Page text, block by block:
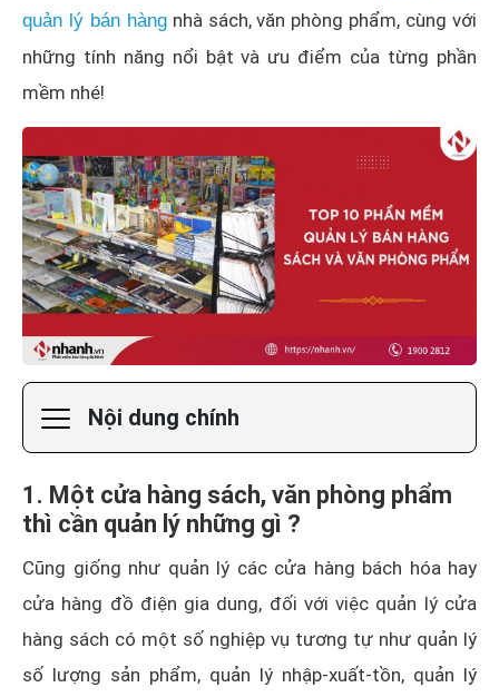
quản lý bán hàngnhà sách, văn phòng phẩm, cùng với
những tính năng nổi bật và ưu điểm của từng phần
mềm nhé!
Nội dung chính
1. Một cửa hàng sách, văn phòng phẩm
thì cần quản lý những gì ?
Cũng giống như quản lý các cửa hàng bách hóa hay
cửa hàng đồ điện gia dung, đối với việc quản lý cửa
hàng sách có một số nghiệp vụ tương tự như quản lý
số lượng sản phẩm, quản lý nhập-xuất-tồn, quản lý